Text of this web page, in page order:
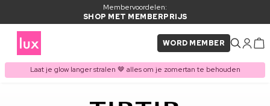
Membervoordelen:
SHOP MET MEMBERPRIJS
WORD MEMBER
Laat je glow langer stralen 🤎 alles om je zomertan te behouden